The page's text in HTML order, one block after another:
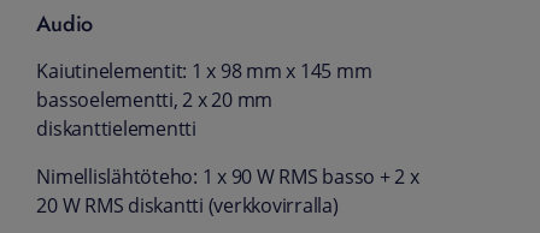
Audio
Kaiutinelementit: 1 x 98 mm x 145 mm
bassoelementti, 2 x 20 mm
diskanttielementti
Nimellislähtöteho: 1 x 90 W RMS basso + 2 x
20 W RMS diskantti (verkkovirralla)